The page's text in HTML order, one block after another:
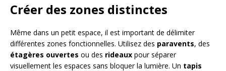
Créer des zones distinctes
Même dans un petit espace, il est important de délimiter
différentes zones fonctionnelles. Utilisez des paravents, des
étagères ouvertes ou des rideaux pour séparer
visuellement les espaces sans bloquer la lumière. Un tapis